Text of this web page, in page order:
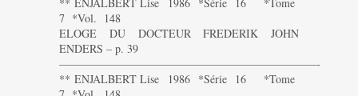
7 *Vol. 148
ELOGE DU DOCTEUR FREDERIK JOHN
ENDERS – p. 39
———————————————————————-
** ENJALBERT Lise 1986 *Série 16 *Tome